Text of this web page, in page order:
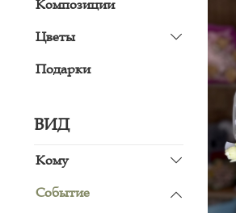
Композиции
Цветы
Подарки
ВИД
Кому
Событие